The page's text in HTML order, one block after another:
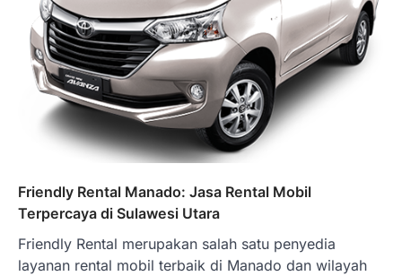
Friendly Rental Manado: Jasa Rental Mobil
Terpercaya di Sulawesi Utara
Friendly Rental merupakan salah satu penyedia
layanan rental mobil terbaik di Manado dan wilayah